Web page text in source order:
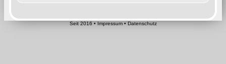
Seit 2016 • Impressum • Datenschutz